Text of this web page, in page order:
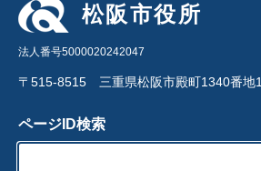
松阪市役所
法人番号5000020242047
〒515-8515 三重県松阪市殿町1340番地1
ページID検索